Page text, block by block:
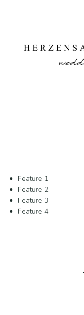
Feature 1
Feature 2
Feature 3
Feature 4